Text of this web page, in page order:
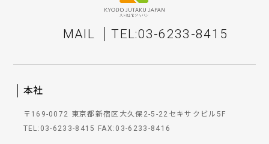
MAIL TEL:03-6233-8415
本社
〒169-0072 東京都新宿区大久保2-5-22セキサクビル5F
TEL:03-6233-8415
FAX:03-6233-8416